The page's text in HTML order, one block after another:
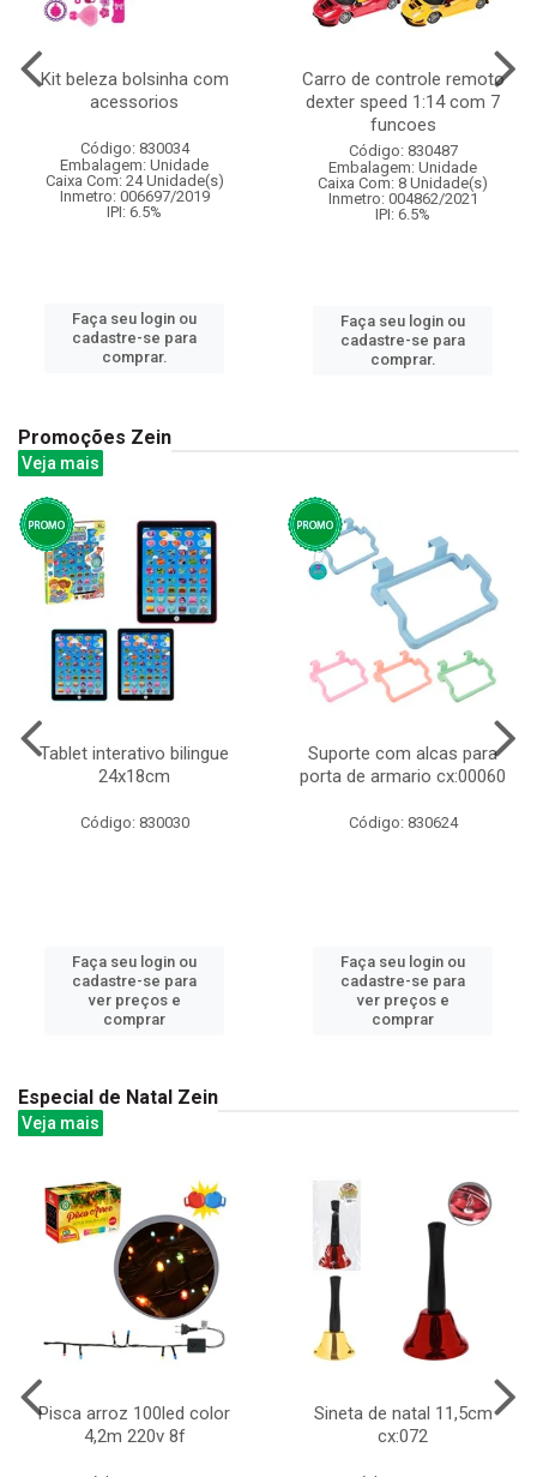
Kit beleza bolsinha com
acessorios
Código: 830034
Embalagem: Unidade
Caixa Com: 24 Unidade(s)
Inmetro: 006697/2019
IPI: 6.5%
Faça seu login ou
cadastre-se para
comprar.
Carro de controle remoto
dexter speed 1:14 com 7
funcoes
Código: 830487
Embalagem: Unidade
Caixa Com: 8 Unidade(s)
Inmetro: 004862/2021
IPI: 6.5%
Faça seu login ou
cadastre-se para
comprar.
Promoções Zein
Veja mais
Tablet interativo bilingue
24x18cm
Código: 830030
Faça seu login ou
cadastre-se para
ver preços e
comprar
Suporte com alcas para
porta de armario cx:00060
Código: 830624
Faça seu login ou
cadastre-se para
ver preços e
comprar
Especial de Natal Zein
Veja mais
Pisca arroz 100led color
4,2m 220v 8f
Sineta de natal 11,5cm
cx:072